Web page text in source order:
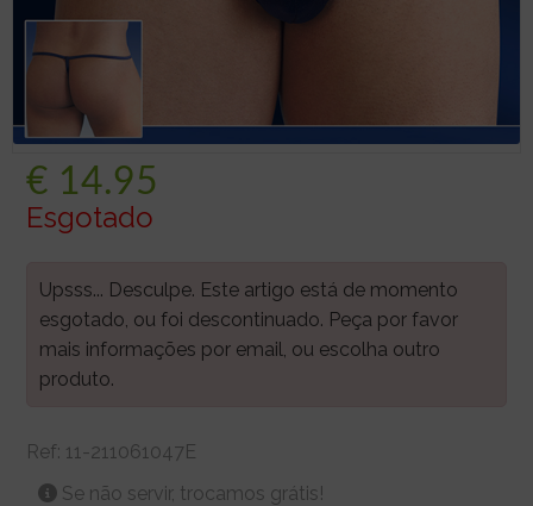
€ 14.95
Esgotado
Upsss... Desculpe. Este artigo está de momento
esgotado, ou foi descontinuado. Peça por favor
mais informações por email, ou escolha outro
produto.
Ref: 11-211061047E
Se não servir, trocamos grátis!